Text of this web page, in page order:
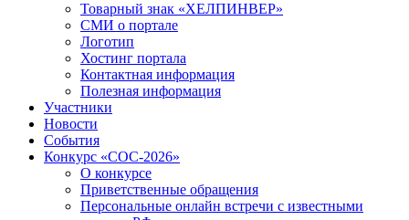
Товарный знак «ХЕЛПИНВЕР»
СМИ о портале
Логотип
Хостинг портала
Контактная информация
Полезная информация
Участники
Новости
События
Конкурс «СОС-2026»
О конкурсе
Приветственные обращения
Персональные онлайн встречи с известными